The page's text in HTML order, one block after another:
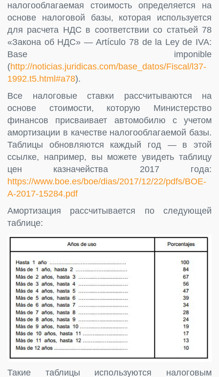
налогооблагаемая стоимость определяется на
основе налоговой базы, которая используется
для расчета НДС в соответствии со статьей 78
«Закона об НДС» — Аrtículo 78 de la Ley de IVA:
Base imponible
(http://noticias.juridicas.com/base_datos/Fiscal/l37-
1992.t5.html#a78).
Все налоговые ставки рассчитываются на
основе стоимости, которую Министерство
финансов присваивает автомобилю с учетом
амортизации в качестве налогооблагаемой базы.
Таблицы обновляются каждый год — в этой
ссылке, например, вы можете увидеть таблицу
цен казначейства 2017 года:
https://www.boe.es/boe/dias/2017/12/22/pdfs/BOE-
A-2017-15284.pdf
Амортизация рассчитывается по следующей
таблице:
Такие таблицы используются налоговым